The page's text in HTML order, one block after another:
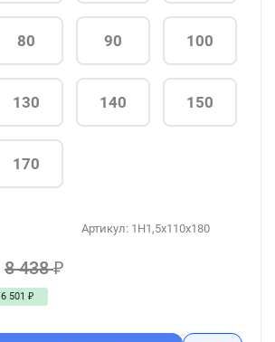
80 90 100
130 140 150
170
Артикул: 1H1,5x110x180
8 438₽
6 501 ₽